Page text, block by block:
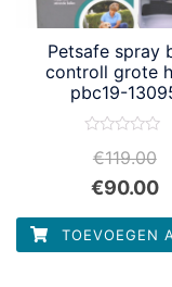
Petsafe spray
controll grote
pbc19-
5
€119.00
€90.00
TOEVOEGEN